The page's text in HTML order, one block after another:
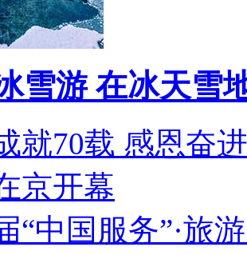
雪游 在冰天雪
就70载 感恩奋
京开幕
“中国服务”·旅